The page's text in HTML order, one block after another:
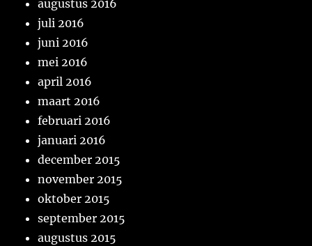
augustus 2016
juli 2016
juni 2016
mei 2016
april 2016
maart 2016
februari 2016
januari 2016
december 2015
november 2015
oktober 2015
september 2015
augustus 2015